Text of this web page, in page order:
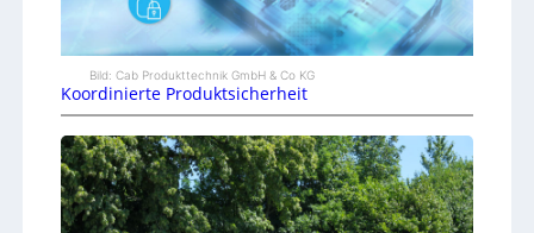
Bild: Cab Produkttechnik GmbH & Co KG
Koordinierte Produktsicherheit